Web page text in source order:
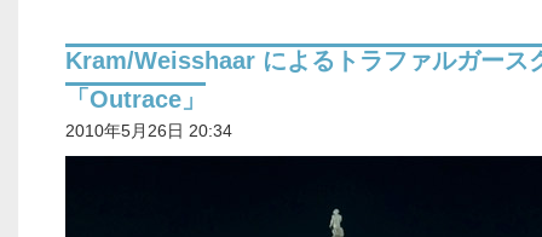
Kram/Weisshaar によるトラファルガース
「Outrace」
2010年5月26日 20:34